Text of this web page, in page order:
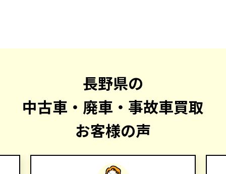
長野県の
中古車・廃車・事故車買取
お客様の声